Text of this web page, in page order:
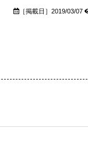
［掲載日］2019/03/07